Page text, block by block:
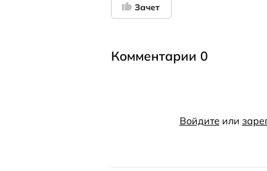
Зачет
Комментарии 0
Войдите или